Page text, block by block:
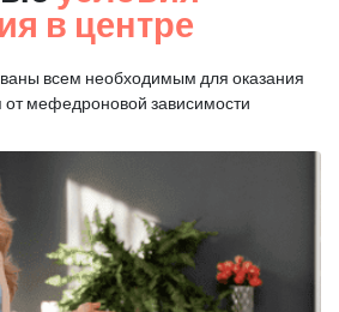
в центре
всем необходимым для оказания
от мефедроновой зависимости